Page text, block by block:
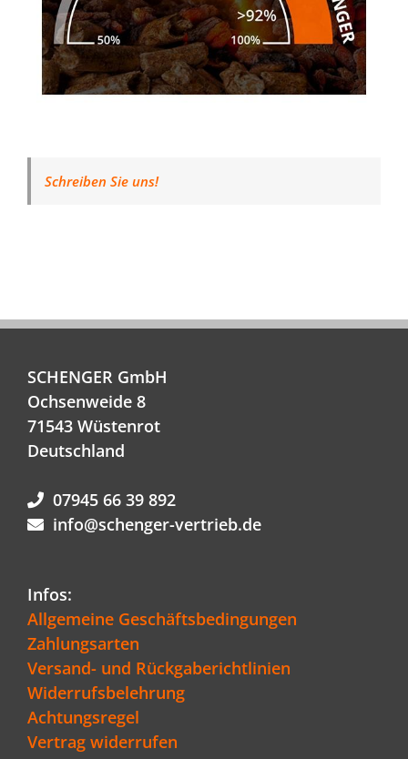
Schreiben Sie uns!
SCHENGER GmbH
Ochsenweide 8
71543 Wüstenrot
Deutschland
07945 66 39 892
info@schenger-vertrieb.de
Infos:
Allgemeine Geschäftsbedingungen
Zahlungsarten
Versand- und Rückgaberichtlinien
Widerrufsbelehrung
Achtungsregel
Vertrag widerrufen